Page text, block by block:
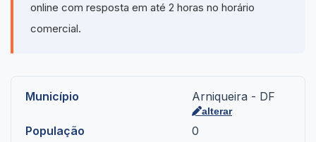
online com resposta em até 2 horas no horário
comercial.
Município Arniqueira - DF
alterar
População
0